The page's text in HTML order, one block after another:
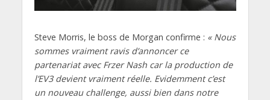
Steve Morris, le boss de Morgan confirme : « Nous
sommes vraiment ravis d’annoncer ce
partenariat avec Frzer Nash car la production de
l’EV3 devient vraiment réelle. Evidemment c’est
un nouveau challenge, aussi bien dans notre